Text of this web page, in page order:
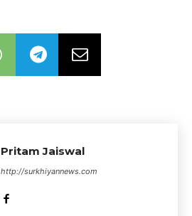
Pritam Jaiswal
http://surkhiyannews.com